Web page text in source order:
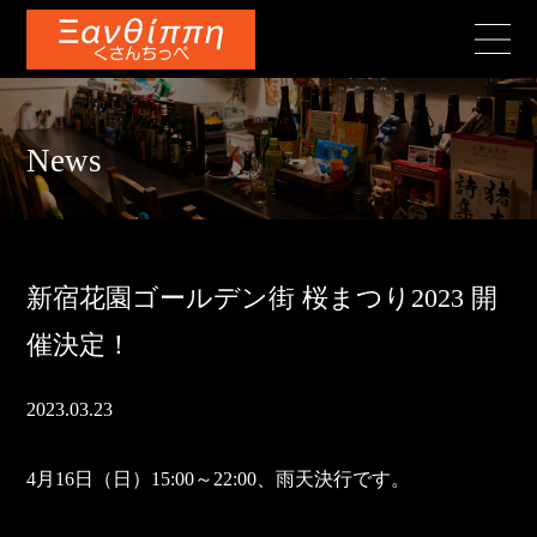
News
新宿花園ゴールデン街 桜まつり2023 開
催決定！
2023.03.23
4月16日（日）15:00～22:00、雨天決行です。